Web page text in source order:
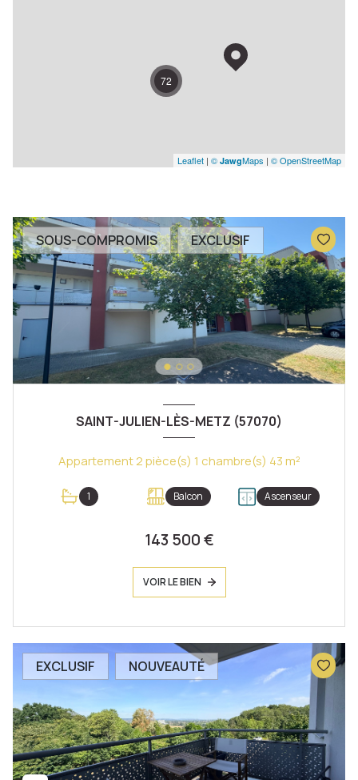
72
Leaflet | © JawgMaps | © OpenStreetMap
SOUS-COMPROMIS EXCLUSIF
SAINT-JULIEN-LÈS-METZ (57070)
Appartement 2 pièce(s) 1 chambre(s) 43 m²
1 Balcon Ascenseur
143 500 €
VOIR LE BIEN
EXCLUSIF NOUVEAUTÉ